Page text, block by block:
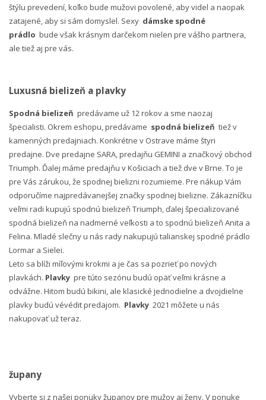
štýlu prevedení, koľko bude mužovi povolené, aby videl a naopak
zatajené, aby si sám domyslel. Sexy dámske spodné
prádlo bude však krásnym darčekom nielen pre vášho partnera,
ale tiež aj pre vás.
Luxusná bielizeň a plavky
Spodná bielizeň predávame už 12 rokov a sme naozaj
špecialisti. Okrem eshopu, predávame spodná bielizeň tiež v
kamenných predajniach. Konkrétne v Ostrave máme štyri
predajne. Dve predajne SARA, predajňu GEMINI a značkový obchod
Triumph. Ďalej máme predajňu v Košiciach a tiež dve v Brne. To je
pre Vás zárukou, že spodnej bielizni rozumieme. Pre nákup Vám
odporučíme najpredávanejšej značky spodnej bielizne. Zákazníčku
veľmi radi kupujú spodnú bielizeň Triumph, ďalej špecializované
spodná bielizeň na nadmerné veľkosti a to spodnú bielizeň Anita a
Felina. Mladé slečny u nás rady nakupujú talianskej spodné prádlo
Lormar a Sielei.
Leto sa blíži míľovými krokmi a je čas sa pozrieť po nových
plavkách. Plavky pre túto sezónu budú opäť veľmi krásne a
odvážne. Hitom budú bikini, ale klasické jednodielne a dvojdielne
plavky budú vévédit predajom. Plavky 2021 môžete u nás
nakupovať už teraz.
župany
Vyberte si z našej ponuky županov pre mužov aj ženy. V ponuke